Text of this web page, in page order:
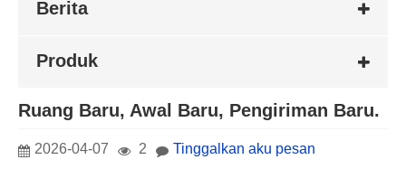
Berita
Produk
Ruang Baru, Awal Baru, Pengiriman Baru.
2026-04-07 2 Tinggalkan aku pesan